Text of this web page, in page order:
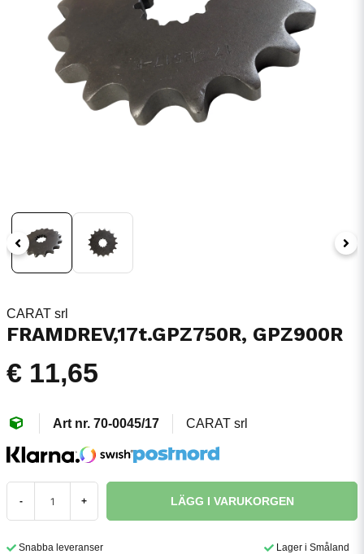
CARAT srl
FRAMDREV,17t.GPZ750R, GPZ900R
€ 11,65
70-0045/17 CARAT srl
- + LÄGG I VARUKORGEN
Snabba leveranser Lager i Småland